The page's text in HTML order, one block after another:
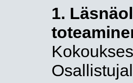
1.